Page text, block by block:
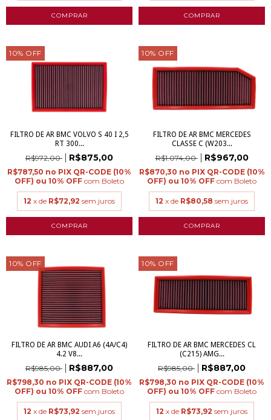
10% OFF
FILTRO DE AR BMC VOLVO S 40 I 2,5
RT 300...
R$972,00 R$875,00
R$787,50
com Boleto
12 x de R$72,92 sem juros
10% OFF
FILTRO DE AR BMC MERCEDES
CLASSE C (W203...
R$1.074,00 R$967,00
R$870,30
com Boleto
12 x de R$80,58 sem juros
10% OFF
FILTRO DE AR BMC AUDI A6 (4A/C4)
4.2 V8...
R$985,00 R$887,00
R$798,30
com Boleto
12 x de R$73,92 sem juros
10% OFF
FILTRO DE AR BMC MERCEDES CL
(C215) AMG...
R$985,00 R$887,00
R$798,30
com Boleto
12 x de R$73,92 sem juros